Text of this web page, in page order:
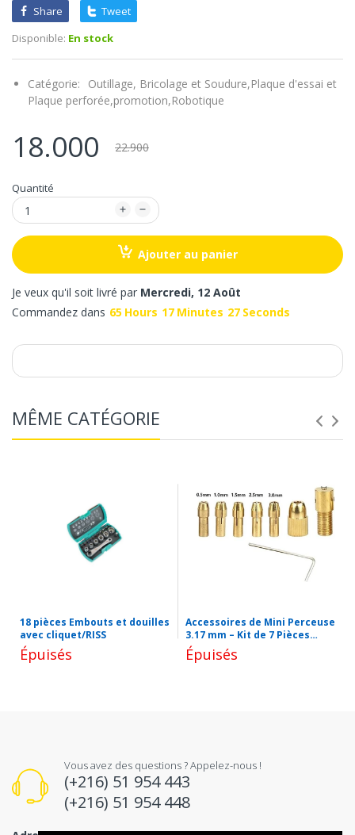
Share
Tweet
Disponible: En stock
Catégorie: Outillage, Bricolage et Soudure,Plaque d'essai et
Plaque perforée,promotion,Robotique
18.000 22.900
Quantité
Ajouter au panier
Je veux qu'il soit livré par Mercredi, 12 Août
Commandez dans 65 Hours 17 Minutes 27 Seconds
MÊME CATÉGORIE
18 pièces Embouts et douilles
avec cliquet/RISS
Épuisés
Accessoires de Mini Perceuse
3.17 mm – Kit de 7 Pièces
pour Outils électriques
Rotatifs
Épuisés
Vous avez des questions ? Appelez-nous !
(+216) 51 954 443
(+216) 51 954 448